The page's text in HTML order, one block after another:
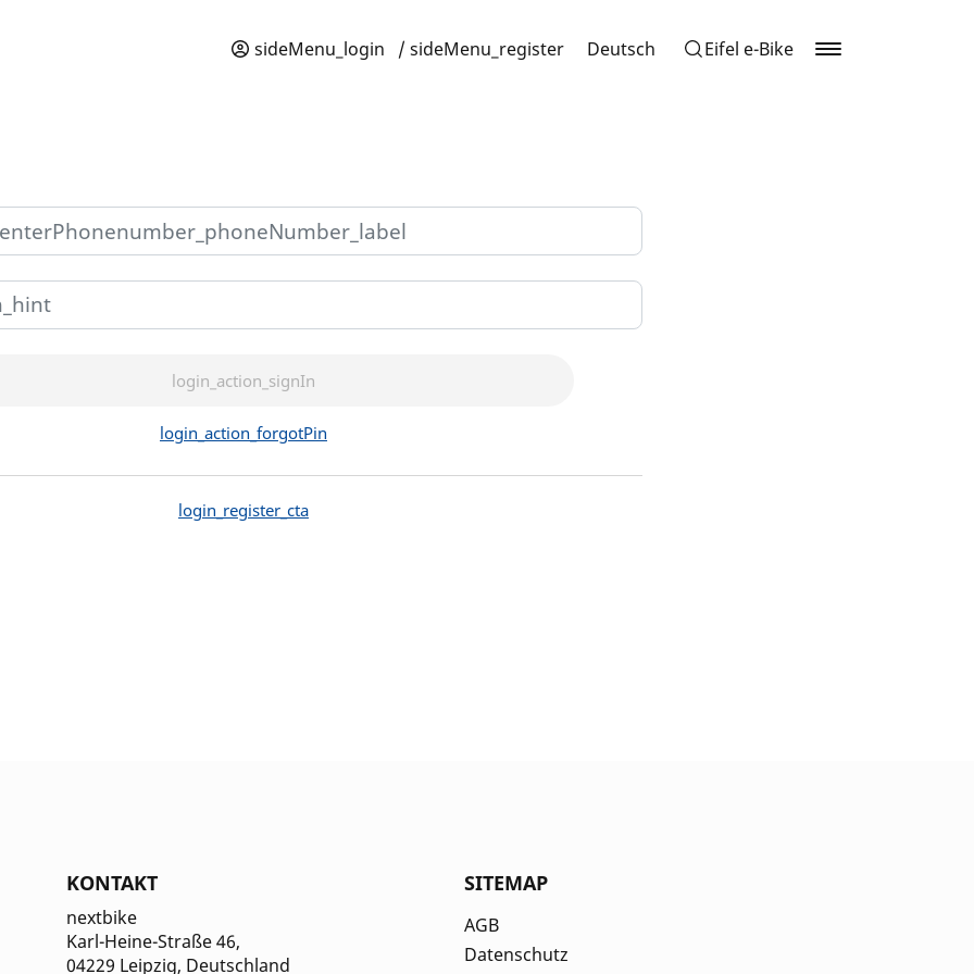
sideMenu_login / sideMenu_register Deutsch Eifel e-Bike
KONTAKT
nextbike
Karl-Heine-Straße 46,
04229 Leipzig, Deutschland
SITEMAP
AGB
Datenschutz